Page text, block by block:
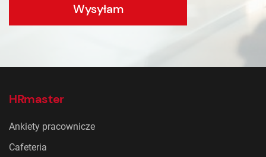
Wysyłam
HRmaster
Ankiety pracownicze
Cafeteria